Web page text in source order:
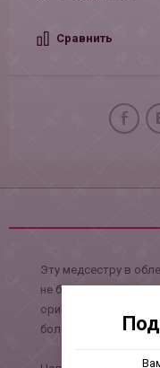
Сравнить
Эту медсестру в
не благодаря
оригинального
болезненными